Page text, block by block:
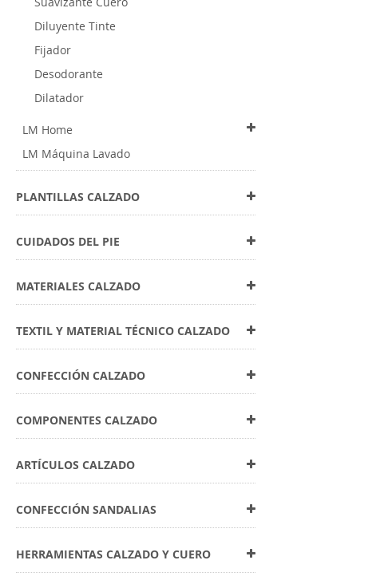
Diluyente Tinte
Fijador
Desodorante
Dilatador
LM Home
LM Máquina Lavado
PLANTILLAS CALZADO
CUIDADOS DEL PIE
MATERIALES CALZADO
TEXTIL Y MATERIAL TÉCNICO CALZADO
CONFECCIÓN CALZADO
COMPONENTES CALZADO
ARTÍCULOS CALZADO
CONFECCIÓN SANDALIAS
HERRAMIENTAS CALZADO Y CUERO